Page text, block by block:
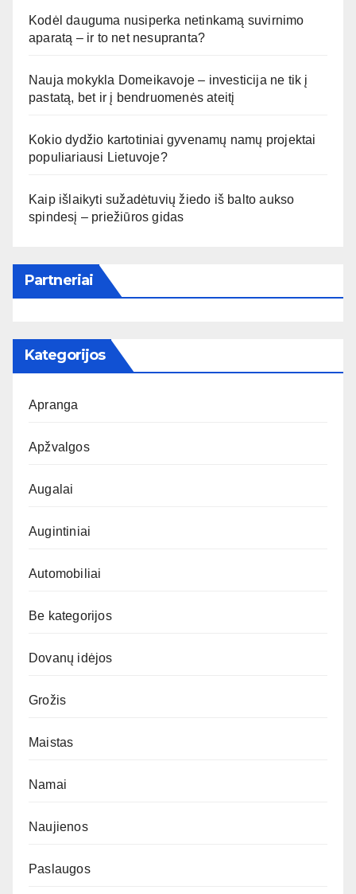
Kodėl dauguma nusiperka netinkamą suvirnimo
aparatą – ir to net nesupranta?
Nauja mokykla Domeikavoje – investicija ne tik į
pastatą, bet ir į bendruomenės ateitį
Kokio dydžio kartotiniai gyvenamų namų projektai
populiariausi Lietuvoje?
Kaip išlaikyti sužadėtuvių žiedo iš balto aukso
spindesį – priežiūros gidas
Partneriai
Kategorijos
Apranga
Apžvalgos
Augalai
Augintiniai
Automobiliai
Be kategorijos
Dovanų idėjos
Grožis
Maistas
Namai
Naujienos
Paslaugos